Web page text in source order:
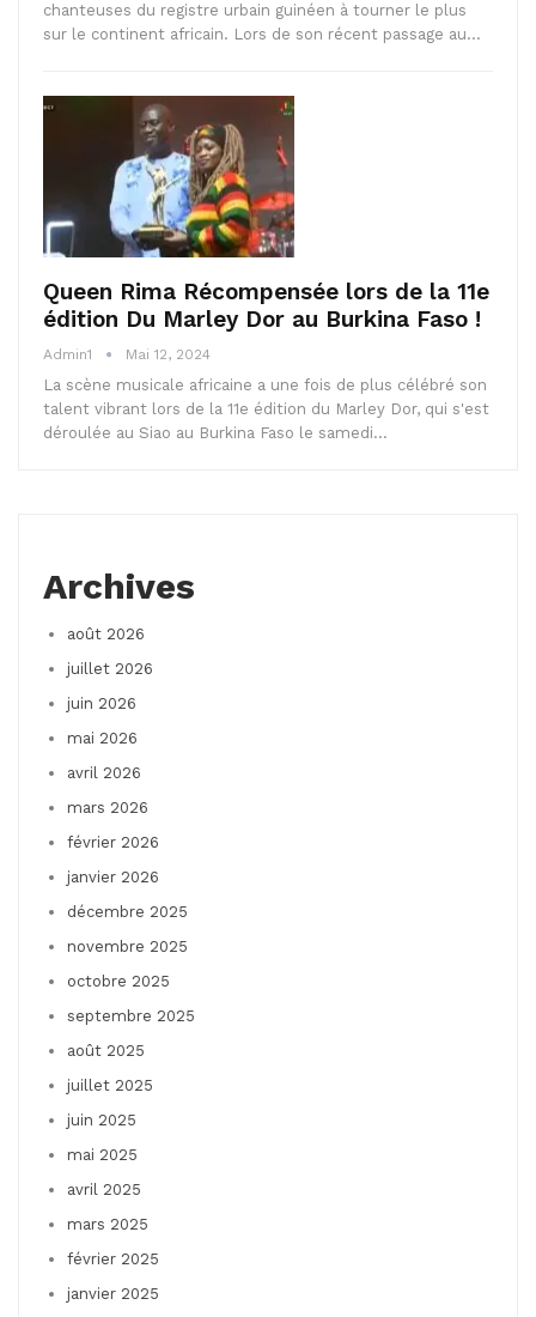
chanteuses du registre urbain guinéen à tourner le plus
sur le continent africain. Lors de son récent passage au…
Queen Rima Récompensée lors de la 11e
édition Du Marley Dor au Burkina Faso !
Admin1 Mai 12, 2024
La scène musicale africaine a une fois de plus célébré son
talent vibrant lors de la 11e édition du Marley Dor, qui s'est
déroulée au Siao au Burkina Faso le samedi…
Archives
août 2026
juillet 2026
juin 2026
mai 2026
avril 2026
mars 2026
février 2026
janvier 2026
décembre 2025
novembre 2025
octobre 2025
septembre 2025
août 2025
juillet 2025
juin 2025
mai 2025
avril 2025
mars 2025
février 2025
janvier 2025